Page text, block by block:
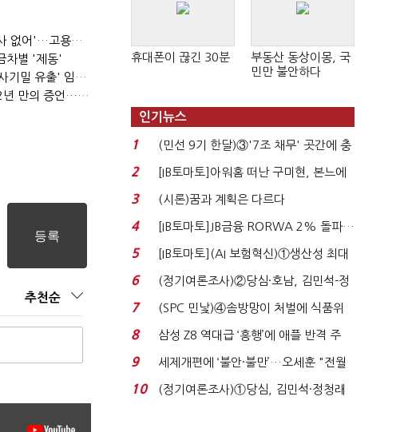
(단독)⑩파리바게뜨 가맹점 41% '용역 제빵기사 없어'…고용불안 속 브랜드가치도 '흔들'
차별 '제동'
(SPC 노조탄압 공판 100회)⑥(단독)'허영인 수사기밀 유출' 임원, 출소하자 '억대 연봉' 고문으로
(SPC 노조탄압 공판 100회)③'노조파괴' 재판 2년 만의 증언…파리바게뜨 지회장 "허영인에 엄벌을"
추천순
휴대폰이 끊긴 30분
부동산 동상이몽, 국
민만 불안하다
인기뉴스
1
(민선 9기 한달)③'7조 채무' 곳간에 충
격…추미애, 20년...
2
[IB토마토]아워홈 떠난 구미현, 본느에
340억 베팅…가...
3 (시론)꿈과 계획은 다르다
4
[IB토마토]JB금융 RORWA 2% 돌파…
실적 견인은 은행 ...
5
[IB토마토](AI 보험혁신)①생산성 최대
80% 개선…현실...
6
(정기여론조사)②당심·호남, 김민석-정
청래 '초접전'...
7
(SPC 민낯)④솜방망이 처벌에 식품위
생법 위반 반복...
8
삼성 Z8 역대급 ‘흥행’에 애플 반격 주
목…9월 ‘폴...
9
세제개편에 ‘불안·불만’…오세훈 "전월
세 구하기 더 ...
10
(정기여론조사)①당심, 김민석·정청래